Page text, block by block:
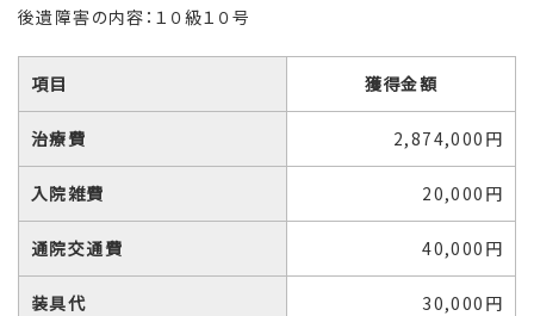
後遺障害の内容：１０級１０号
項目 獲得金額
治療費 2,874,000円
入院雑費 20,000円
通院交通費 40,000円
装具代 30,000円